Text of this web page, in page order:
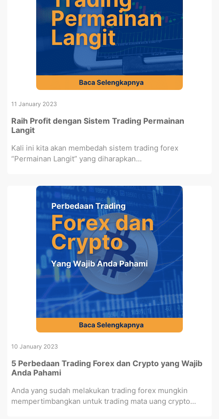
11 January 2023
Raih Profit dengan Sistem Trading Permainan
Langit
Kali ini kita akan membedah sistem trading forex
“Permainan Langit” yang diharapkan...
10 January 2023
5 Perbedaan Trading Forex dan Crypto yang Wajib
Anda Pahami
Anda yang sudah melakukan trading forex mungkin
mempertimbangkan untuk trading mata uang crypto...